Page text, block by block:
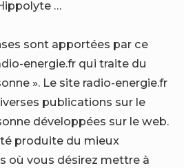
…
sont apportées par ce
energie.fr qui traite du
». Le site radio-energie.fr
publications sur le
développées sur le web.
produite du mieux
où vous désirez mettre à